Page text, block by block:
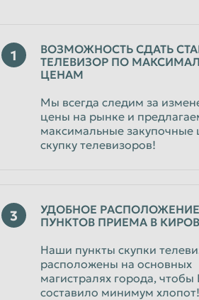
1
ВОЗМОЖНОСТЬ СДАТЬ
ТЕЛЕВИЗОР ПО
ЦЕНАМ
Мы всегда следим за
цены на рынке и
максимальные закупочные
скупку телевизоров!
3
УДОБНОЕ
ПУНКТОВ ПРИЕМА В
Наши пункты скупки
расположены на основных
магистралях города, чтобы
составило минимум хлопот!